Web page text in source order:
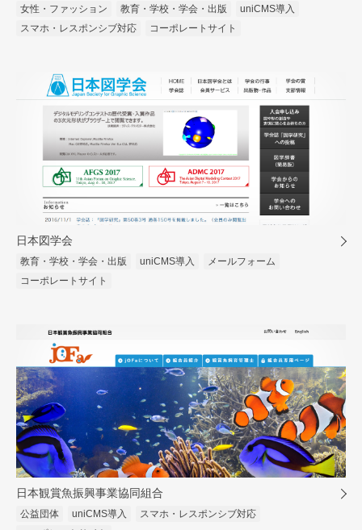
女性・ファッション 教育・学校・学会・出版
uniCMS導入
スマホ・レスポンシブ対応
コーポレートサイト
日本図学会
教育・学校・学会・出版 uniCMS導入
メールフォーム
コーポレートサイト
日本観賞魚振興事業協同組合
公益団体 uniCMS導入
スマホ・レスポンシブ対応